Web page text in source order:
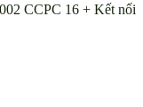
CCPC 16 + Kết nối